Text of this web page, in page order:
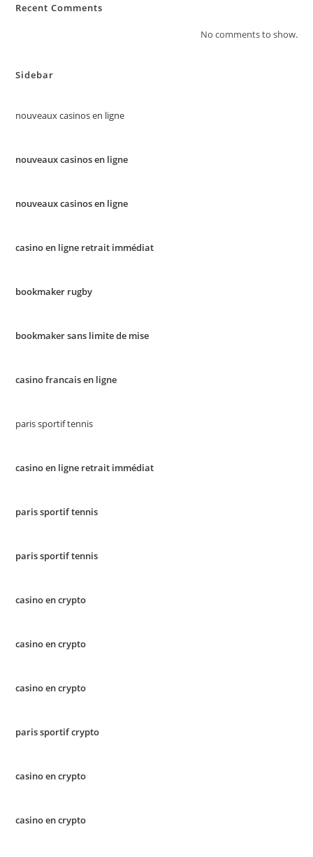
Recent Comments
No comments to show.
Sidebar
nouveaux casinos en ligne
nouveaux casinos en ligne
nouveaux casinos en ligne
casino en ligne retrait immédiat
bookmaker rugby
bookmaker sans limite de mise
casino francais en ligne
paris sportif tennis
casino en ligne retrait immédiat
paris sportif tennis
paris sportif tennis
casino en crypto
casino en crypto
casino en crypto
paris sportif crypto
casino en crypto
casino en crypto